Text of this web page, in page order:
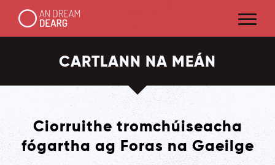
CARTLANN NA MEÁN
Ciorruithe tromchúiseacha
fógartha ag Foras na Gaeilge